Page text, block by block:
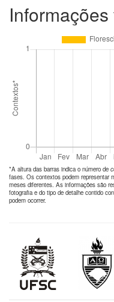
*A altura das barras indica o número de
fases. Os contextos podem representar
meses diferentes. As informações são
fotografia e do tipo de detalhe contido
podem ocorrer.